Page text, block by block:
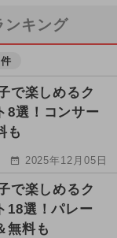
ンキング
で楽しめるク
8選！コンサー
も
2025年12月05日
で楽しめるク
18選！パレー
無料も